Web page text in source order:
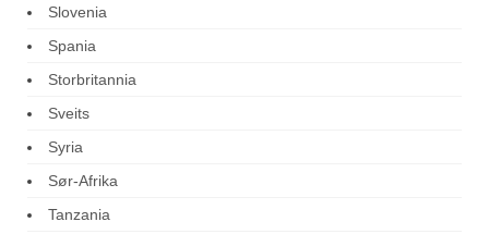
Slovenia
Spania
Storbritannia
Sveits
Syria
Sør-Afrika
Tanzania